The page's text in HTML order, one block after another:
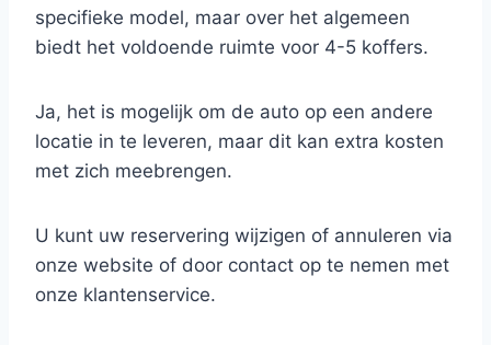
specifieke model, maar over het algemeen
biedt het voldoende ruimte voor 4-5 koffers.
Ja, het is mogelijk om de auto op een andere
locatie in te leveren, maar dit kan extra kosten
met zich meebrengen.
U kunt uw reservering wijzigen of annuleren via
onze website of door contact op te nemen met
onze klantenservice.